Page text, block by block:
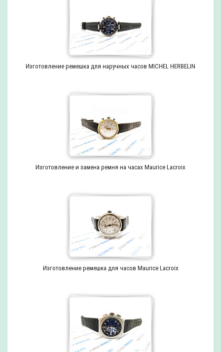
Изготовление ремешка для наручных часов MICHEL HERBELIN
Изготовление и замена ремня на часах Maurice Lacroix
Изготовление ремешка для часов Maurice Lacroix